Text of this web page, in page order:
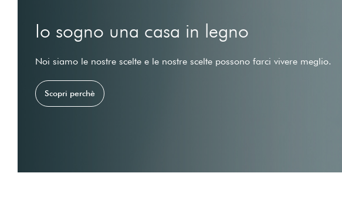
Io sogno una casa in legno
Noi siamo le nostre scelte e le nostre scelte possono farci vivere meglio.
Scopri perchè